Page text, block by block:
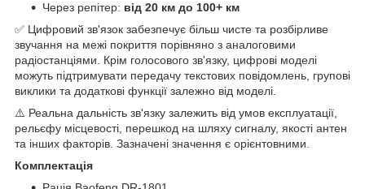
Через репітер: від 20 км до 100+ км
✅ Цифровий зв'язок забезпечує більш чисте та розбірливе
звучання на межі покриття порівняно з аналоговими
радіостанціями. Крім голосового зв'язку, цифрові моделі
можуть підтримувати передачу текстових повідомлень, групові
виклики та додаткові функції залежно від моделі.
⚠️ Реальна дальність зв'язку залежить від умов експлуатації,
рельєфу місцевості, перешкод на шляху сигналу, якості антен
та інших факторів. Зазначені значення є орієнтовними.
Комплектація